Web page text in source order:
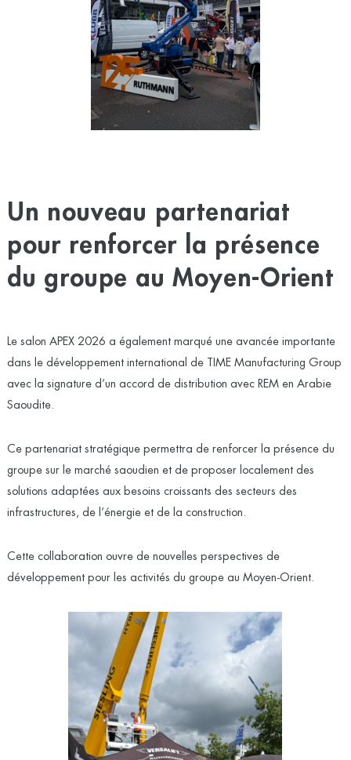
Un nouveau partenariat
pour renforcer la présence
du groupe au Moyen-Orient
Le salon APEX 2026 a également marqué une avancée importante
dans le développement international de TIME Manufacturing Group
avec la signature d’un accord de distribution avec REM en Arabie
Saoudite.
Ce partenariat stratégique permettra de renforcer la présence du
groupe sur le marché saoudien et de proposer localement des
solutions adaptées aux besoins croissants des secteurs des
infrastructures, de l’énergie et de la construction.
Cette collaboration ouvre de nouvelles perspectives de
développement pour les activités du groupe au Moyen-Orient.